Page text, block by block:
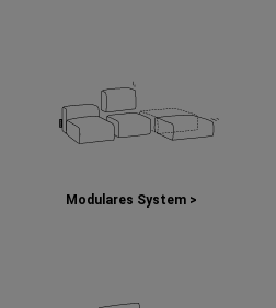
Modulares System >